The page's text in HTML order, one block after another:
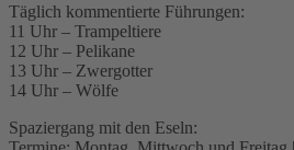
Täglich kommentierte Führungen:
11 Uhr – Trampeltiere
12 Uhr – Pelikane
13 Uhr – Zwergotter
14 Uhr – Wölfe
Spaziergang mit den Eseln: